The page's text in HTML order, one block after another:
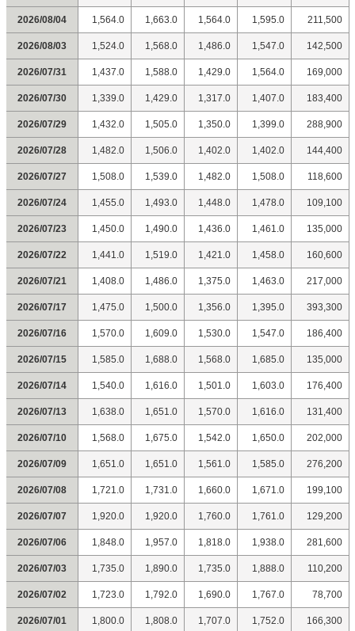
2026/08/04 1,564.0 1,663.0 1,564.0 1,595.0 211,500
2026/08/03 1,524.0 1,568.0 1,486.0 1,547.0 142,500
2026/07/31 1,437.0 1,588.0 1,429.0 1,564.0 169,000
2026/07/30 1,339.0 1,429.0 1,317.0 1,407.0 183,400
2026/07/29 1,432.0 1,505.0 1,350.0 1,399.0 288,900
2026/07/28 1,482.0 1,506.0 1,402.0 1,402.0 144,400
2026/07/27 1,508.0 1,539.0 1,482.0 1,508.0 118,600
2026/07/24 1,455.0 1,493.0 1,448.0 1,478.0 109,100
2026/07/23 1,450.0 1,490.0 1,436.0 1,461.0 135,000
2026/07/22 1,441.0 1,519.0 1,421.0 1,458.0 160,600
2026/07/21 1,408.0 1,486.0 1,375.0 1,463.0 217,000
2026/07/17 1,475.0 1,500.0 1,356.0 1,395.0 393,300
2026/07/16 1,570.0 1,609.0 1,530.0 1,547.0 186,400
2026/07/15 1,585.0 1,688.0 1,568.0 1,685.0 135,000
2026/07/14 1,540.0 1,616.0 1,501.0 1,603.0 176,400
2026/07/13 1,638.0 1,651.0 1,570.0 1,616.0 131,400
2026/07/10 1,568.0 1,675.0 1,542.0 1,650.0 202,000
2026/07/09 1,651.0 1,651.0 1,561.0 1,585.0 276,200
2026/07/08 1,721.0 1,731.0 1,660.0 1,671.0 199,100
2026/07/07 1,920.0 1,920.0 1,760.0 1,761.0 129,200
2026/07/06 1,848.0 1,957.0 1,818.0 1,938.0 281,600
2026/07/03 1,735.0 1,890.0 1,735.0 1,888.0 110,200
2026/07/02 1,723.0 1,792.0 1,690.0 1,767.0 78,700
2026/07/01 1,800.0 1,808.0 1,707.0 1,752.0 166,300